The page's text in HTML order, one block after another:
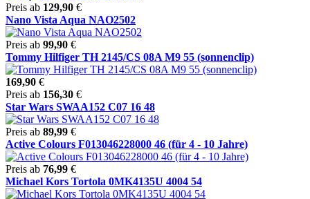
Preis ab 129,90 €
Nano Vista Aqua NAO2502
Preis ab 99,90 €
Tommy Hilfiger TH 2145/CS 08A M9 55 (sonnenclip)
169,90 €
Preis ab 156,30 €
Star Wars SWAA152 C07 16 48
Preis ab 89,99 €
Active Colours F013046228000 46 (für 4 - 10 Jahre)
Preis ab 76,99 €
Michael Kors Tortola 0MK4135U 4004 54